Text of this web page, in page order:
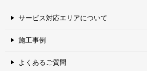
サービス対応エリアについて
施工事例
よくあるご質問